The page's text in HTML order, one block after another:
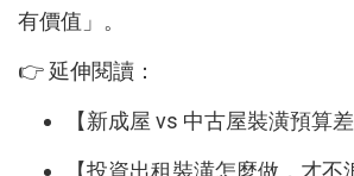
有價值」。
👉 延伸閱讀：
【新成屋 vs 中古屋裝潢預算差
【投資出租裝潢怎麼做，才不